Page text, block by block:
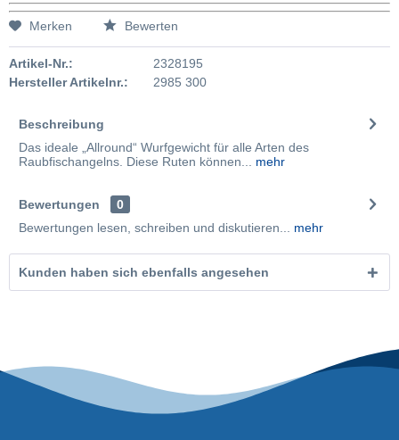
Merken Bewerten
Artikel-Nr.:
2328195
Hersteller Artikelnr.:
2985 300
Beschreibung
Das ideale „Allround“ Wurfgewicht für alle Arten des
Raubfischangelns. Diese Ruten können...
mehr
Bewertungen
0
Bewertungen lesen, schreiben und diskutieren...
mehr
Kunden haben sich ebenfalls angesehen